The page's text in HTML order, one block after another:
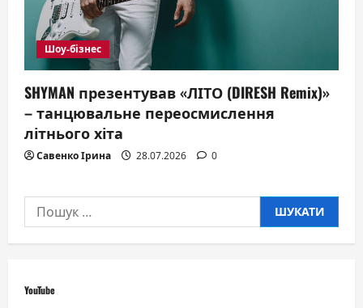
Шоу-бізнес
SHYMAN презентував «ЛІТО (DIRESH Remix)»
– танцювальне переосмислення
літнього хіта
Савенко Ірина 28.07.2026 0
Пошук:
YouTube